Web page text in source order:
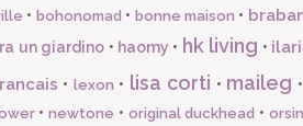
• bohonomad • bonne maison •
un giardino • haomy • hk living •
• lexon • lisa corti • maileg •
•newtone • original duckhead •